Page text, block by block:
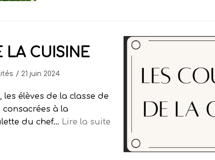
LA CUISINE
21 juin 2024
élèves de la classe de
à la
du chef… Lire la suite